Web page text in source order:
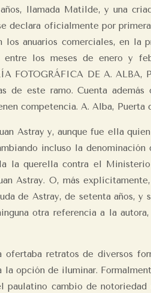
llamada Matilde, y una
declara oficialmente por
anuarios comerciales, en la
los meses de enero y
FOTOGRÁFICA DE A. ALBA,
este ramo. Cuenta
competencia. A. Alba, Puerta
Astray y, aunque fue ella
incluso la denominación
la querella contra el
Astray. O, más
de Astray, de setenta años,
otra referencia a la
retratos de diversos
opción de iluminar.
paulatino cambio de